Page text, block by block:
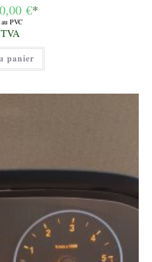
:
€.
€*
PVC
panier